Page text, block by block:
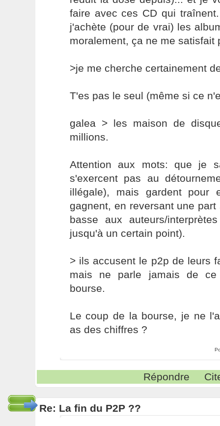
faire avec ces CD qui
j'achète (pour de vrai) les
moralement, ça ne me satisfait
>je me cherche certainement
T'es pas le seul (même si ce
galea > les maison de
millions.
Attention aux mots: que je
s'exercent pas au
illégale), mais gardent pour
gagnent, en reversant une
basse aux auteurs/
jusqu'à un certain point).
> ils accusent le p2p de leurs
mais ne parle jamais de
bourse.
Le coup de la bourse, je ne
as des chiffres ?
Répondre
Re: La fin du P2P ??